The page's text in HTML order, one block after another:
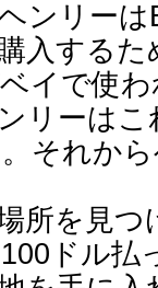
ンリーは
入する
イで使
リーはこ
それか
所を見つ
ドル払